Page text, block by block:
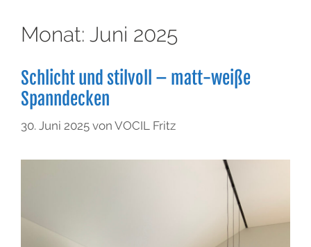
Monat: Juni 2025
Schlicht und stilvoll – matt-weiße
Spanndecken
30. Juni 2025 von VOCIL Fritz